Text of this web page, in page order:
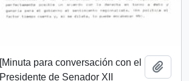
[Minuta para conversación con el
Presidente de Senador XII